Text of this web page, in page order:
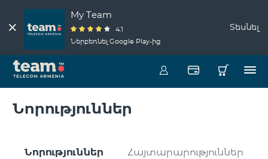
My Team
4.1
Ներբեռնել Google Play-ից
Տեսնել
Նորություններ
Նորություններ Հայտարարություններ